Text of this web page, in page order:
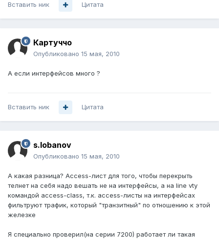
Вставить ник Цитата
Картуччо
Опубликовано 15 мая, 2010
А если интерфейсов много ?
Вставить ник Цитата
s.lobanov
Опубликовано 15 мая, 2010
А какая разница? Access-лист для того, чтобы перекрыть
телнет на себя надо вешать не на интерфейсы, а на line vty
командой access-class, т.к. access-листы на интерфейсах
фильтруют трафик, который "транзитный" по отношению к этой
железке
Я специально проверил(на серии 7200) работает ли такая